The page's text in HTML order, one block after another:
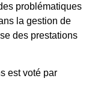
problématiques
la gestion de
des prestations
est voté par